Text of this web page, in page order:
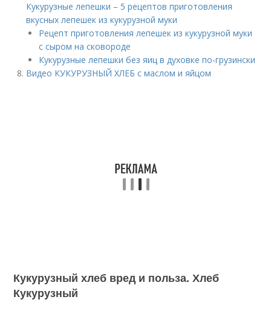
Кукурузные лепешки – 5 рецептов приготовления
вкусных лепешек из кукурузной муки
Рецепт приготовления лепешек из кукурузной муки
с сыром на сковороде
Кукурузные лепешки без яиц в духовке по-грузински
Видео КУКУРУЗНЫЙ ХЛЕБ с маслом и яйцом
Кукурузный хлеб вред и польза. Хлеб
Кукурузный